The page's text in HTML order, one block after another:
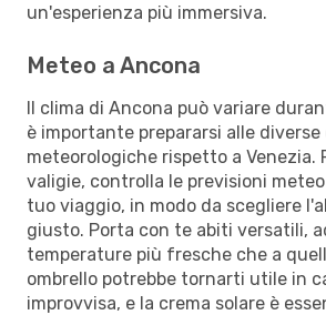
un'esperienza più immersiva.
Meteo a Ancona
Il clima di Ancona può variare
è importante prepararsi alle
meteorologiche rispetto a Venezia.
valigie, controlla le previsioni
tuo viaggio, in modo da scegliere
giusto. Porta con te abiti versatili,
temperature più fresche che a
ombrello potrebbe tornarti utile in
improvvisa, e la crema solare è